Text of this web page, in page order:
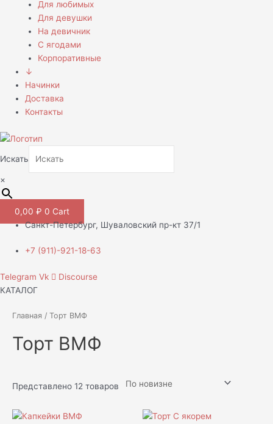
Для любимых
Для девушки
На девичник
С ягодами
Корпоративные
↓
Начинки
Доставка
Контакты
Искать
×
0,00 ₽ 0 Cart
Санкт-Петербург, Шуваловский пр-кт 37/1
+7 (911)-921-18-63
Telegram Vk
Discourse
КАТАЛОГ
Главная / Торт ВМФ
Торт ВМФ
Представлено 12 товаров